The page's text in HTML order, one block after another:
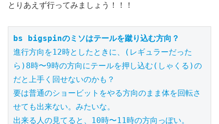
とりあえず行ってみましょう！！！
bs bigspinのミソはテールを蹴り込む方向？
進行方向を12時としたときに、(レギュラーだった
ら)8時〜9時の方向にテールを押し込む(しゃくる)の
だと上手く回せないのかも？
要は普通のショービットをやる方向のまま体を回転さ
せても出来ない。みたいな。
出来る人の見てると、10時〜11時の方向っぽい。